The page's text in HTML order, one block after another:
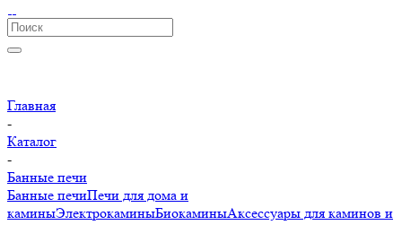
Главная
-
Каталог
-
Банные печи
Банные печиПечи для дома и
каминыЭлектрокаминыБиокаминыАксессуары для каминов и